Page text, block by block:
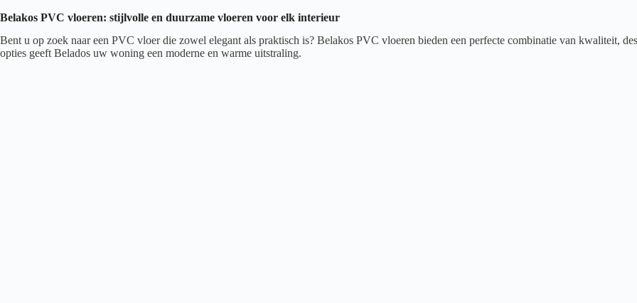
Belakos PVC vloeren: stijlvolle en duurzame vloeren voor elk interieur
Bent u op zoek naar een PVC vloer die zowel elegant als praktisch is? Belakos PVC vloeren bieden een perfecte combinatie van kwaliteit,
opties geeft Belados uw woning een moderne en warme uitstraling.